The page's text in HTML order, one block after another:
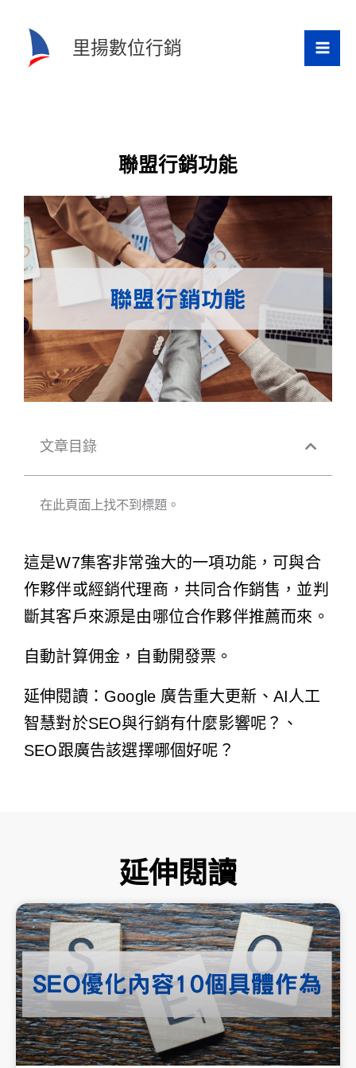
里揚數位行銷
聯盟行銷功能
文章目錄
在此頁面上找不到標題。
這是W7集客非常強大的一項功能，可與合
作夥伴或經銷代理商，共同合作銷售，並判
斷其客戶來源是由哪位合作夥伴推薦而來。
自動計算佣金，自動開發票。
延伸閱讀：Google 廣告重大更新、 AI人工
智慧對於SEO與行銷有什麼影響呢？ 、
SEO跟廣告該選擇哪個好呢？
延伸閱讀
頁
面
頁
面
頁
面
頁
面
頁
面